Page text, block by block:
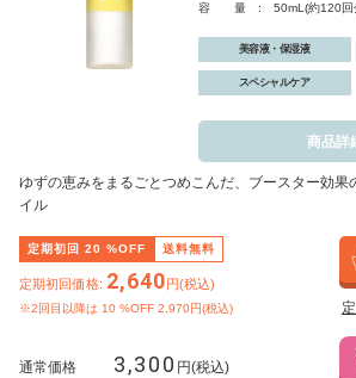
容 量 : 50mL(約120回分
美容液・保湿液
スペシャルケア
商品詳
ゆずの恵みをまるごとつめこんだ、ブースター効果
イル
定期初回 20 %OFF 送料無料
定期初回価格: 2,640円(税込)
※2回目以降は 10 %OFF 2,970円(税込)
通常価格 3,300 円(税込)